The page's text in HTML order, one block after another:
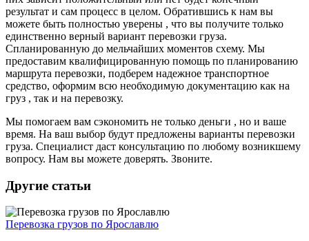
результат и сам процесс в целом. Обратившись к нам вы
можете быть полностью уверены , что вы получите только
единственно верный вариант перевозки груза.
Спланированную до мельчайших моментов схему. Мы
предоставим квалифицированную помощь по планированию
маршрута перевозки, подберем надежное транспортное
средство, оформим всю необходимую документацию как на
груз , так и на перевозку.
Мы помогаем вам сэкономить не только деньги , но и ваше
время. На ваш выбор будут предложены варианты перевозки
груза. Специалист даст консультацию по любому возникшему
вопросу. Нам вы можете доверять. Звоните.
Другие статьи
Перевозка грузов по Ярославлю